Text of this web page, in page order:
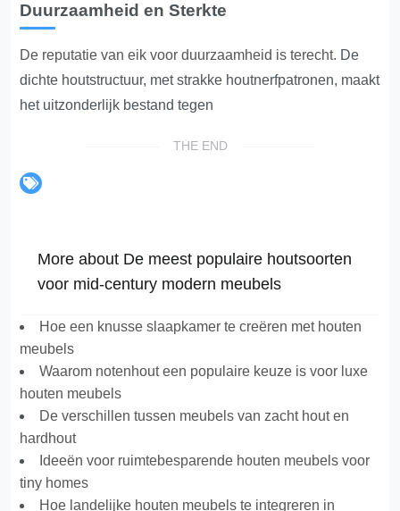
Duurzaamheid en Sterkte
De reputatie van eik voor duurzaamheid is terecht. De
dichte houtstructuur, met strakke houtnerfpatronen, maakt
het uitzonderlijk bestand tegen
THE END
More about De meest populaire houtsoorten
voor mid-century modern meubels
Hoe een knusse slaapkamer te creëren met houten
meubels
Waarom notenhout een populaire keuze is voor luxe
houten meubels
De verschillen tussen meubels van zacht hout en
hardhout
Ideeën voor ruimtebesparende houten meubels voor
tiny homes
Hoe landelijke houten meubels te integreren in